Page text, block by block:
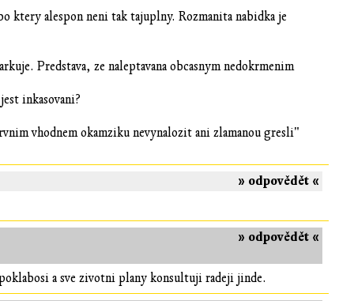
ktery alespon neni tak tajuplny. Rozmanita nabidka je
Predstava, ze naleptavana obcasnym nedokrmenim
inkasovani?
vhodnem okamziku nevynalozit ani zlamanou gresli"
» odpovědět «
» odpovědět «
a sve zivotni plany konsultuji radeji jinde.